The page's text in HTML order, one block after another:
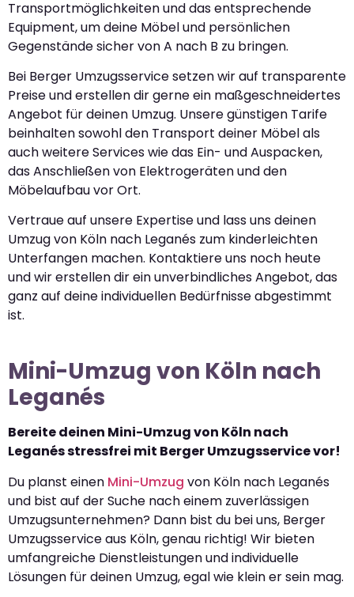
Transportmöglichkeiten und das entsprechende
Equipment, um deine Möbel und persönlichen
Gegenstände sicher von A nach B zu bringen.
Bei Berger Umzugsservice setzen wir auf transparente
Preise und erstellen dir gerne ein maßgeschneidertes
Angebot für deinen Umzug. Unsere günstigen Tarife
beinhalten sowohl den Transport deiner Möbel als
auch weitere Services wie das Ein- und Auspacken,
das Anschließen von Elektrogeräten und den
Möbelaufbau vor Ort.
Vertraue auf unsere Expertise und lass uns deinen
Umzug von Köln nach Leganés zum kinderleichten
Unterfangen machen. Kontaktiere uns noch heute
und wir erstellen dir ein unverbindliches Angebot, das
ganz auf deine individuellen Bedürfnisse abgestimmt
ist.
Mini-Umzug von Köln nach
Leganés
Bereite deinen Mini-Umzug von Köln nach
Leganés stressfrei mit Berger Umzugsservice vor!
Du planst einen Mini-Umzug von Köln nach Leganés
und bist auf der Suche nach einem zuverlässigen
Umzugsunternehmen? Dann bist du bei uns, Berger
Umzugsservice aus Köln, genau richtig! Wir bieten
umfangreiche Dienstleistungen und individuelle
Lösungen für deinen Umzug, egal wie klein er sein mag.